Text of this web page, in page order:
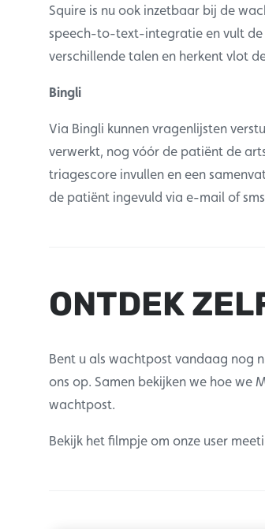
Squire is nu ook inzetbaar bij de
speech-to-text-integratie en vult de
verschillende talen en herkent vlot
Bingli
Via Bingli kunnen vragenlijsten
verwerkt, nog vóór de patiënt de
triagescore invullen en een
de patiënt ingevuld via e-mail of
ONTDEK
Bent u als wachtpost vandaag nog
ons op. Samen bekijken we hoe we
wachtpost.
Bekijk het filmpje om onze user